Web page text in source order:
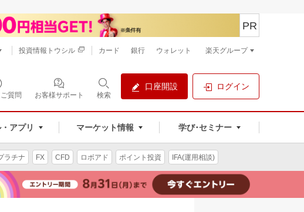
質問 お客様サポート 検索
口座開設 ログイン
アプリ マーケット情報 学び･セミナー
PR
投資情報トウシル カード 銀行 ウォレット 楽天グループ
ラチナ FX CFD ロボアド ポイント投資 IFA(運用相談)